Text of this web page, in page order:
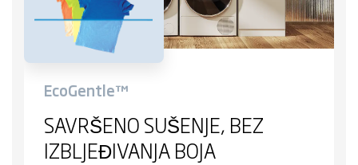
EcoGentle™
SAVRŠENO SUŠENJE, BEZ
IZBLJEĐIVANJA BOJA